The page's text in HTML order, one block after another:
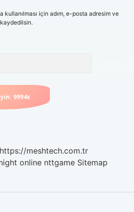
kullanılması için adım, e-posta adresim ve
https://meshtech.com.tr
online nttgame Sitemap